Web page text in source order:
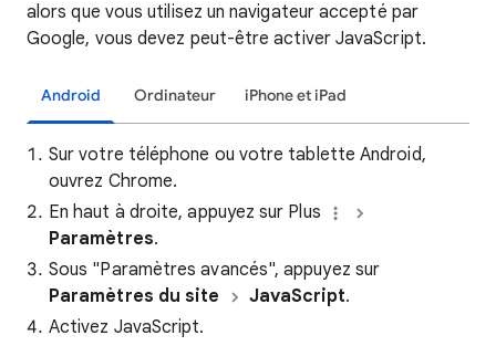
alors que vous utilisez un navigateur accepté par
Google, vous devez peut-être activer JavaScript.
Android Ordinateur iPhone et iPad
Sur votre téléphone ou votre tablette Android,
ouvrez Chrome.
En haut à droite, appuyez sur Plus
Paramètres.
Sous "Paramètres avancés", appuyez sur
Paramètres du site
JavaScript.
Activez JavaScript.